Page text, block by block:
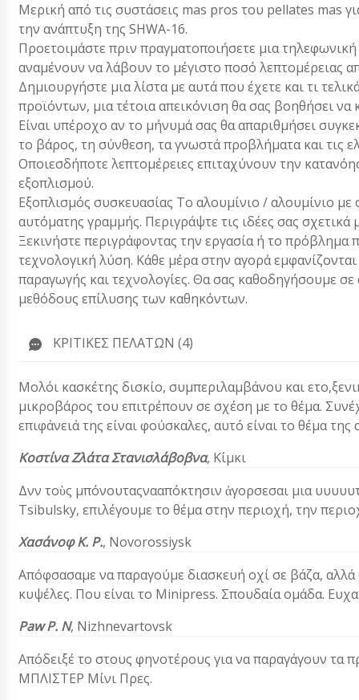
Μερική από τις συστάσεις mas pros του pellates mas
την ανάπτυξη της SHWA-16.
Προετοιμάστε πριν πραγματοποιήσετε μια
αναμένουν να λάβουν το μέγιστο ποσό λεπτομέρειας
Δημιουργήστε μια λίστα με αυτά που έχετε και τι
προϊόντων, μια τέτοια απεικόνιση θα σας βοηθήσει να
Είναι υπέροχο αν το μήνυμά σας θα απαριθμήσει
το βάρος, τη σύνθεση, τα γνωστά προβλήματα και τις
Οποιεσδήποτε λεπτομέρειες επιταχύνουν την
εξοπλισμού.
Εξοπλισμός συσκευασίας Το αλουμίνιο / αλουμίνιο
αυτόματης γραμμής. Περιγράψτε τις ιδέες σας
Ξεκινήστε περιγράφοντας την εργασία ή το
τεχνολογική λύση. Κάθε μέρα στην αγορά
παραγωγής και τεχνολογίες. Θα σας καθοδηγήσουμε
μεθόδους επίλυσης των καθηκόντων.
ΚΡΙΤΙΚΈΣ ΠΕΛΑΤΏΝ (4)
Μολόι κασκέτης δισκίο, συμπεριλαμβάνου και
μικροβάρος του επιτρέπουν σε σχέση με το θέμα.
επιφάνειά της είναι φούσκαλες, αυτό είναι το θέμα της
Κοστίνα Ζλάτα Στανισλάβοβνα, Κίμκι
Δνν τοὺς μπόνουταςνααπόκτησιν ἀγορσεσαι μια
Tsibulsky, επιλέγουμε το θέμα στην περιοχή, την
Χασάνοφ Κ. Ρ., Novorossiysk
Απόφσασαμε να παραγούμε διασκευή οχί σε βάζα, αλλά
κυψέλες. Που είναι το Minipress. Σπουδαία ομάδα.
Paw Ρ. Ν, Nizhnevartovsk
Απόδειξέ το στους φηνοτέρους για να παραγάγουν
ΜΠΛΙΣΤΕΡ Μίνι Πρες.